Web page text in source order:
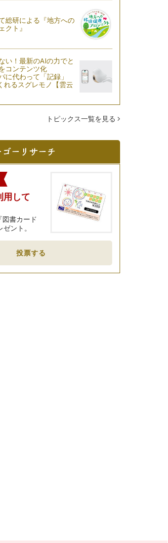
総研による『地方への
クト』
い！最新のAIの力でと
コンテンツ化
に代わって「記録」
れるスグレモノ【雲云
トピックス一覧を見る
して
書カード
ント。
投票する